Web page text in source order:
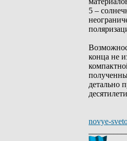
5 –
конца не
детально
novye-